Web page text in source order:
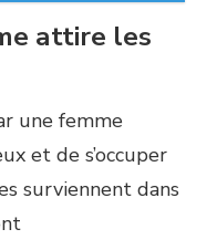
attire les
une femme
et de s’occuper
surviennent dans